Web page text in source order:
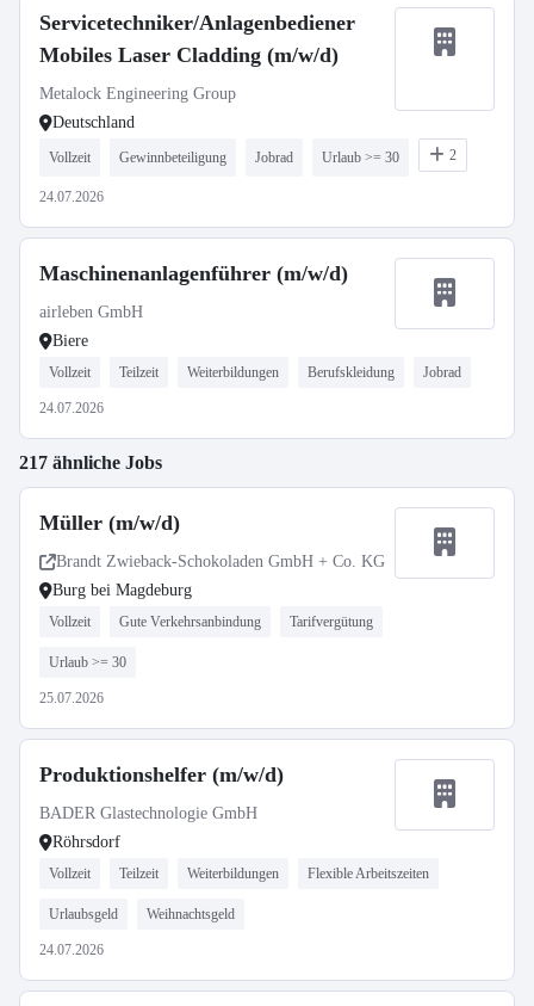
Servicetechniker/Anlagenbediener
Mobiles Laser Cladding (m/w/d)
Metalock Engineering Group
Deutschland
Vollzeit Gewinnbeteiligung Jobrad Urlaub >= 30 2
24.07.2026
Maschinenanlagenführer (m/w/d)
airleben GmbH
Biere
Vollzeit Teilzeit Weiterbildungen Berufskleidung Jobrad
24.07.2026
217 ähnliche Jobs
Müller (m/w/d)
Brandt Zwieback-Schokoladen GmbH + Co. KG
Burg bei Magdeburg
Vollzeit Gute Verkehrsanbindung Tarifvergütung
Urlaub >= 30
25.07.2026
Produktionshelfer (m/w/d)
BADER Glastechnologie GmbH
Röhrsdorf
Vollzeit Teilzeit Weiterbildungen Flexible Arbeitszeiten
Urlaubsgeld Weihnachtsgeld
24.07.2026